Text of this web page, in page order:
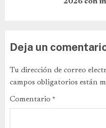
Deja un
Tu dirección de correo
campos obligatorios están
Comentario *